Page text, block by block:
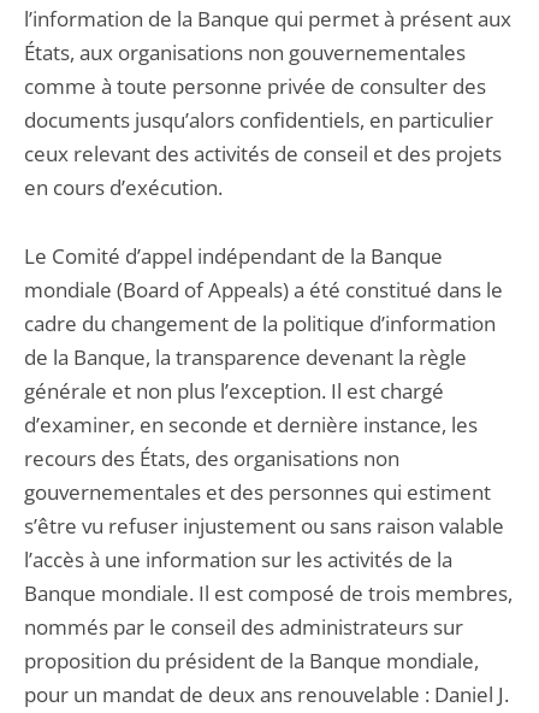
l’information de la Banque qui permet à présent aux
États, aux organisations non gouvernementales
comme à toute personne privée de consulter des
documents jusqu’alors confidentiels, en particulier
ceux relevant des activités de conseil et des projets
en cours d’exécution.
Le Comité d’appel indépendant de la Banque
mondiale (Board of Appeals) a été constitué dans le
cadre du changement de la politique d’information
de la Banque, la transparence devenant la règle
générale et non plus l’exception. Il est chargé
d’examiner, en seconde et dernière instance, les
recours des États, des organisations non
gouvernementales et des personnes qui estiment
s’être vu refuser injustement ou sans raison valable
l’accès à une information sur les activités de la
Banque mondiale. Il est composé de trois membres,
nommés par le conseil des administrateurs sur
proposition du président de la Banque mondiale,
pour un mandat de deux ans renouvelable : Daniel J.